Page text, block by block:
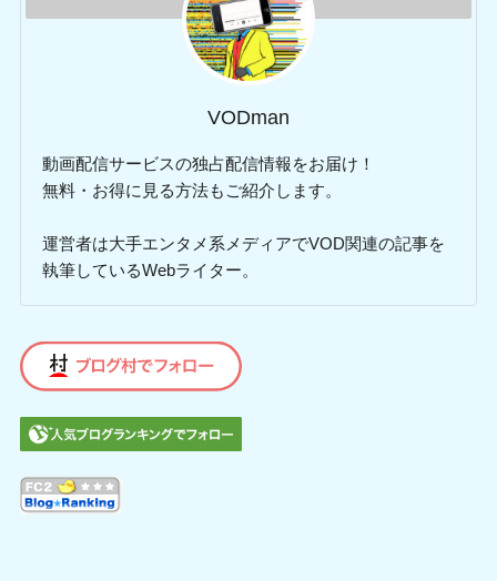
VODman
動画配信サービスの独占配信情報をお届け！
無料・お得に見る方法もご紹介します。
運営者は大手エンタメ系メディアでVOD関連の記事を
執筆しているWebライター。